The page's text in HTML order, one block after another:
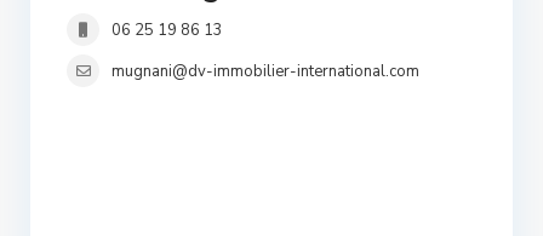
06 25 19 86 13
mugnani@dv-immobilier-international.com